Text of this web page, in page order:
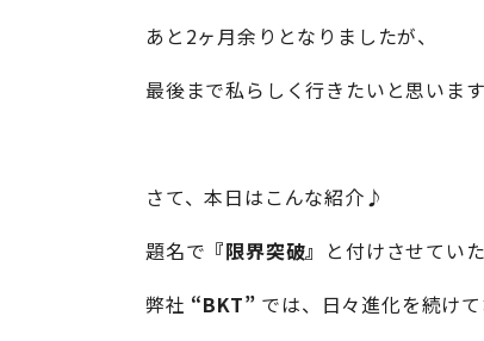
あと2ヶ月余りとなりましたが、
最後まで私らしく行きたいと思います
さて、本日はこんな紹介♪
題名で 『限界突破』 と付けさせてい
弊社 “BKT” では、日々進化を続けて